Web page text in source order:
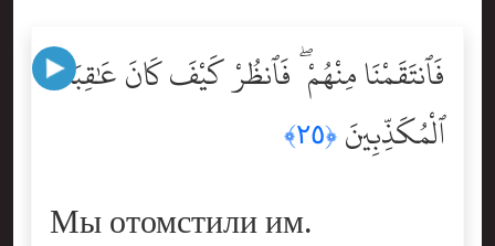
فَٱنتَقَمْنَا مِنْهُمْ ۖ فَٱنظُرْ كَيْفَ كَانَ عَٰقِبَةُ
ٱلْمُكَذِّبِينَ ﴿٢٥﴾
Мы отомстили им.